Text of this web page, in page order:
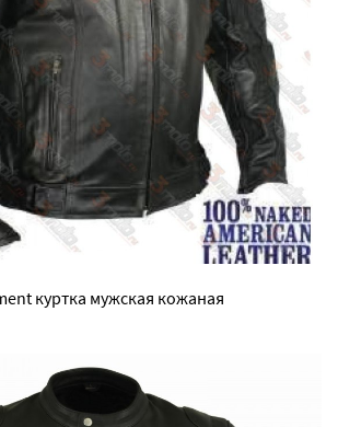
куртка мужская кожаная